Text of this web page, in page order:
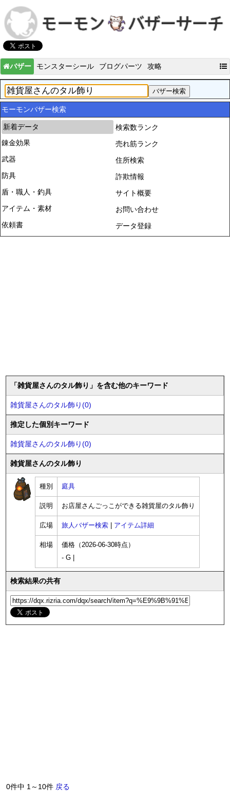
バザー モンスターシール ブログパーツ 攻略
モーモンバザー検索
新着データ
錬金効果
武器
防具
盾・職人・釣具
アイテム・素材
依頼書
検索数ランク
売れ筋ランク
住所検索
詐欺情報
サイト概要
お問い合わせ
データ登録
「雑貨屋さんのタル飾り」を含む他のキーワード
雑貨屋さんのタル飾り(0)
推定した個別キーワード
雑貨屋さんのタル飾り(0)
雑貨屋さんのタル飾り
種別 庭具
説明 お店屋さんごっこができる雑貨屋のタル飾り
広場 旅人バザー検索 アイテム詳細
相場
価格（2026-06-30時点）
- G |
検索結果の共有
0件中 1～10件 戻る